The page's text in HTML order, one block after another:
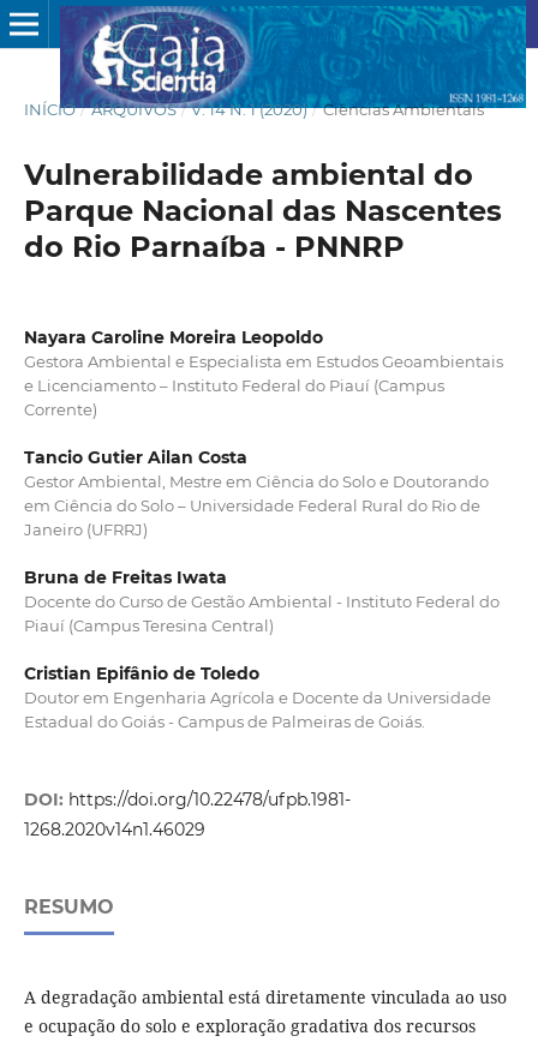
INÍCIO / ARQUIVOS / V. 14 N. 1 (2020) / Ciências Ambientais
Vulnerabilidade ambiental do
Parque Nacional das Nascentes
do Rio Parnaíba - PNNRP
Nayara Caroline Moreira Leopoldo
Gestora Ambiental e Especialista em Estudos Geoambientais
e Licenciamento – Instituto Federal do Piauí (Campus
Corrente)
Tancio Gutier Ailan Costa
Gestor Ambiental, Mestre em Ciência do Solo e Doutorando
em Ciência do Solo – Universidade Federal Rural do Rio de
Janeiro (UFRRJ)
Bruna de Freitas Iwata
Docente do Curso de Gestão Ambiental - Instituto Federal do
Piauí (Campus Teresina Central)
Cristian Epifânio de Toledo
Doutor em Engenharia Agrícola e Docente da Universidade
Estadual do Goiás - Campus de Palmeiras de Goiás.
DOI: https://doi.org/10.22478/ufpb.1981-
1268.2020v14n1.46029
RESUMO
A degradação ambiental está diretamente vinculada ao uso
e ocupação do solo e exploração gradativa dos recursos